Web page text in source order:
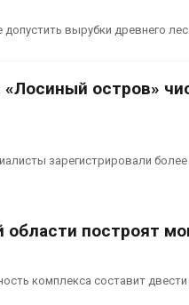
вырубки древнего
«Лосиный остров»
зарегистрировали более
области построят
комплекса составит